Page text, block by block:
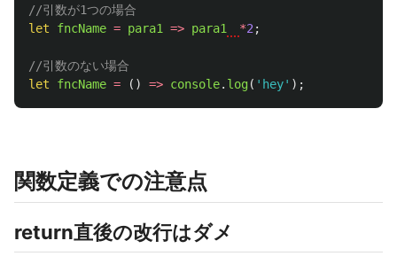
//引数が1つの場合
let
fncName = para1 => para1 *2 ;
//引数のない場合
let
fncName = () => console. log( ' hey' );
関数定義での注意点
return直後の改行はダメ